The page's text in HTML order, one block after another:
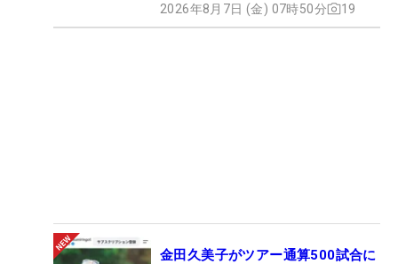
2026年8月7日 (金) 07時50分 19
金田久美子がツアー通算500試合に